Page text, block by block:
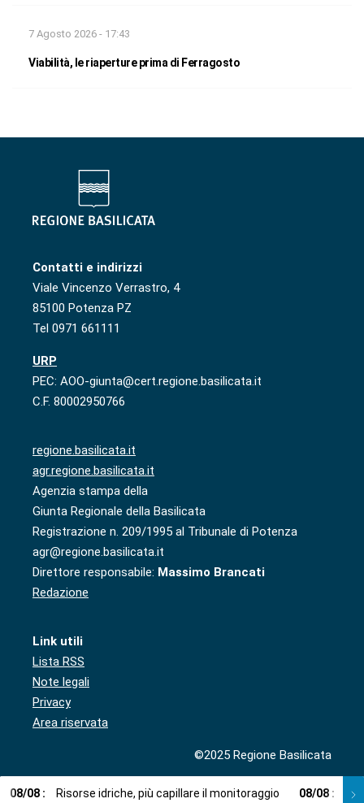
7 Agosto 2026 - 17:43
Viabilità, le riaperture prima di Ferragosto
Contatti e indirizzi
Viale Vincenzo Verrastro, 4
85100 Potenza PZ
Tel 0971 661111
URP
PEC: AOO-giunta@cert.regione.basilicata.it
C.F. 80002950766
regione.basilicata.it
agr.regione.basilicata.it
Agenzia stampa della
Giunta Regionale della Basilicata
Registrazione n. 209/1995 al Tribunale di Potenza
agr@regione.basilicata.it
Direttore responsabile: Massimo Brancati
Redazione
Link utili
Lista RSS
Note legali
Privacy
Area riservata
©2025 Regione Basilicata
08/08 : Risorse idriche, più capillare il monitoraggio 08/08 :